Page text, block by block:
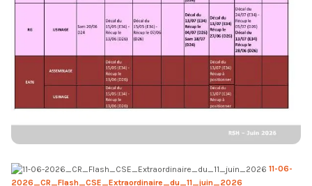
11-06-
2026_CR_Flash_CSE_Extraordinaire_du_11_juin_2026